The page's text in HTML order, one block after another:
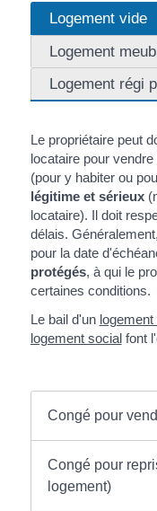
Logement vide
Logement
Logement régi
Le propriétaire peut
locataire pour
(pour y habiter ou
légitime et sérieux
locataire). Il doit
délais.
pour la date
protégés, à qui le
certaines conditions.
Le bail d'un
logement socialfont
Congé pour
Congé pour
logement)